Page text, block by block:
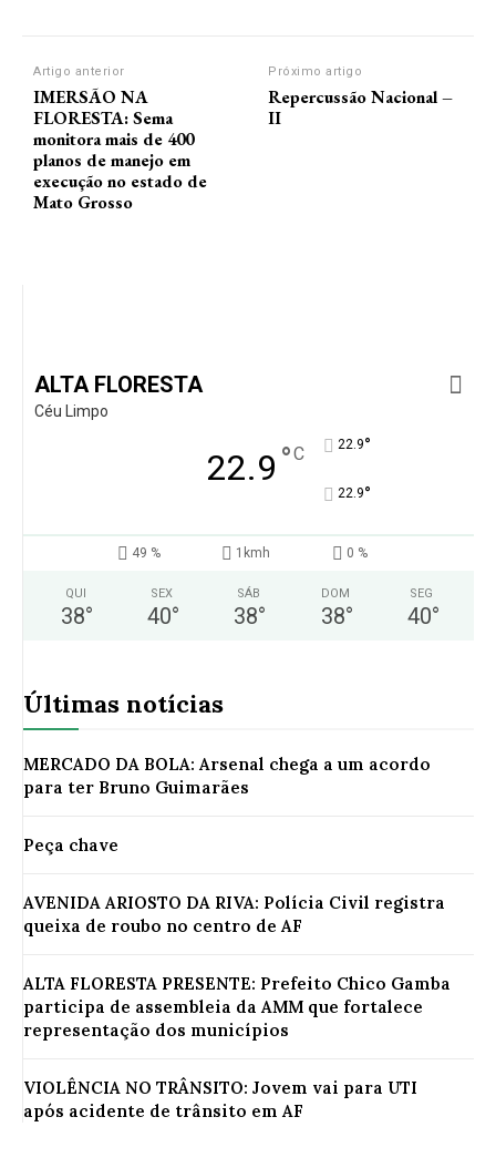
Artigo anterior
IMERSÃO NA
FLORESTA: Sema
monitora mais de 400
planos de manejo em
execução no estado de
Mato Grosso
Próximo artigo
Repercussão Nacional –
II
ALTA FLORESTA
Céu Limpo
22.9 °C 22.9°
22.9°
49 % 1kmh 0 %
QUI
38°
SEX
40°
SÁB
38°
DOM
38°
SEG
40°
Últimas notícias
MERCADO DA BOLA: Arsenal chega a um acordo
para ter Bruno Guimarães
Peça chave
AVENIDA ARIOSTO DA RIVA: Polícia Civil registra
queixa de roubo no centro de AF
ALTA FLORESTA PRESENTE: Prefeito Chico Gamba
participa de assembleia da AMM que fortalece
representação dos municípios
VIOLÊNCIA NO TRÂNSITO: Jovem vai para UTI
após acidente de trânsito em AF